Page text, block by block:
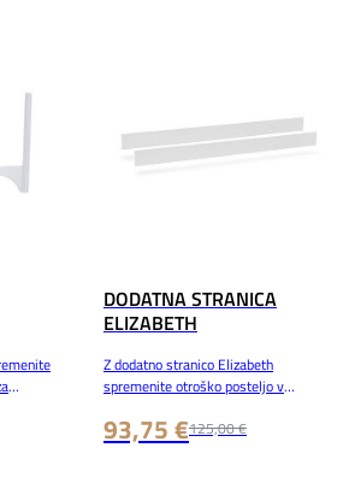
DODATNA STRANICA
ELIZABETH
Z dodatno stranico Elizabeth
spremenite otroško posteljo v
93,75 €125,00 €